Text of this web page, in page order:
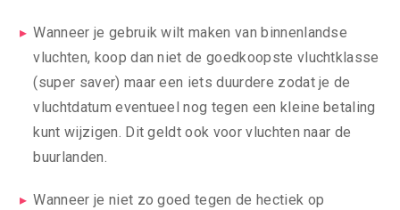
Wanneer je gebruik wilt maken van binnenlandse
vluchten, koop dan niet de goedkoopste vluchtklasse
(super saver) maar een iets duurdere zodat je de
vluchtdatum eventueel nog tegen een kleine betaling
kunt wijzigen. Dit geldt ook voor vluchten naar de
buurlanden.
Wanneer je niet zo goed tegen de hectiek op